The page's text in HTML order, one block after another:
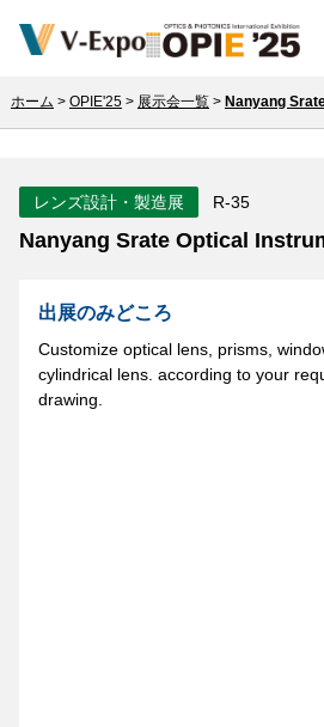
ホーム > OPIE'25> 展示会一覧> Nanyang
レンズ設計・製造展 R-35
Nanyang Srate Optical
出展のみどころ
Customize optical lens, prisms,
cylindrical lens. according to your
drawing.